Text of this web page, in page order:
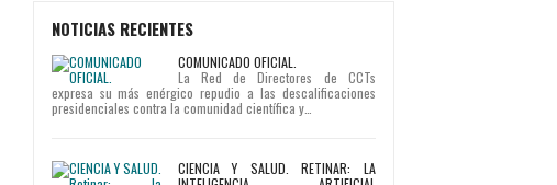
NOTICIAS RECIENTES
COMUNICADO OFICIAL.
La Red de Directores de CCTs
expresa su más enérgico repudio a las descalificaciones
presidenciales contra la comunidad científica y…
CIENCIA Y SALUD. RETINAR: LA